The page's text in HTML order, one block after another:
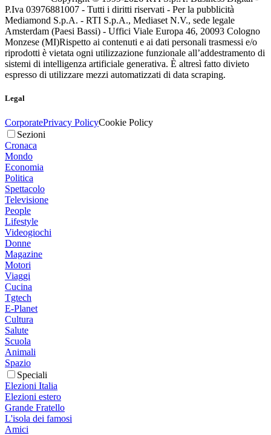
P.Iva 03976881007 - Tutti i diritti riservati - Per la pubblicità
Mediamond S.p.A. - RTI S.p.A., Mediaset N.V., sede legale
Amsterdam (Paesi Bassi) - Uffici Viale Europa 46, 20093 Cologno
Monzese (MI)Rispetto ai contenuti e ai dati personali trasmessi e/o
riprodotti è vietata ogni utilizzazione funzionale all’addestramento di
sistemi di intelligenza artificiale generativa. È altresì fatto divieto
espresso di utilizzare mezzi automatizzati di data scraping.
Legal
CorporatePrivacy PolicyCookie Policy
Sezioni
Cronaca
Mondo
Economia
Politica
Spettacolo
Televisione
People
Lifestyle
Videogiochi
Donne
Magazine
Motori
Viaggi
Cucina
Tgtech
E-Planet
Cultura
Salute
Scuola
Animali
Spazio
Speciali
Elezioni Italia
Elezioni estero
Grande Fratello
L'isola dei famosi
Amici